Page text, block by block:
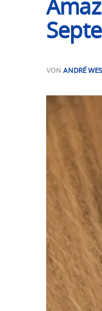
VON ANDRÉ